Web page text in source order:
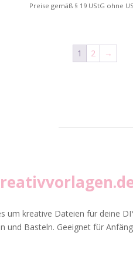
Preise gemäß § 19 UStG ohne
1 2 →
um kreative Dateien für deine
und Basteln. Geeignet für